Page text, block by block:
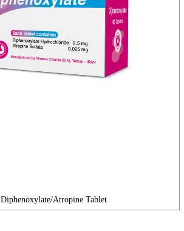
Diphenoxylate/Atropine Tablet